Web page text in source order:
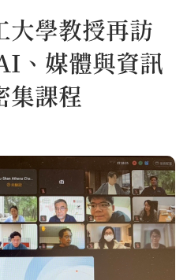
大學教授再訪
、媒體與資訊
集課程